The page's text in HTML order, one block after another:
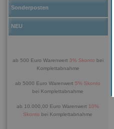
Sonderposten
NEU
ab 500 Euro Warenwert 3% Skonto bei
Komplettabnahme
ab 5000 Euro Warenwert 5% Skonto
bei Komplettabnahme
ab 10.000,00 Euro Warenwert 10%
Skonto bei Komplettabnahme